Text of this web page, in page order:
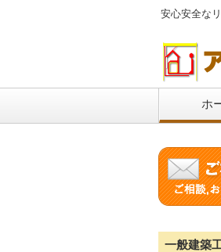
安心安全な
ホ
一般建築